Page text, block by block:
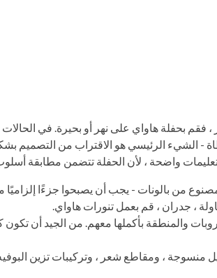
فقم بحفلة هاواي على نهر أو بحيرة. في
- الشيء الرئيسي هو الاقتراب من التصميم
واضحة ، لأن الحفلة تتضمن مطابقة
من بالونات - يجب أن يصبحوا جزءًا إلزاميًا
، جدران ، قم بعمل تنورات هاواي.
والمنطقة بأكملها معهم. من الجيد أن تكون
منسوجة ، ومقاطع شعر ، وتركيبات تزين